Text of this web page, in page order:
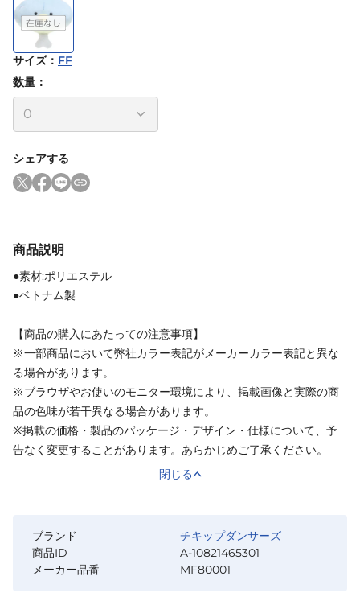
サイズ： FF
数量：
シェアする
商品説明
●素材:ポリエステル
●ベトナム製
【商品の購入にあたっての注意事項】
※一部商品において弊社カラー表記がメーカーカラー表記と異な
る場合があります。
※ブラウザやお使いのモニター環境により、掲載画像と実際の商
品の色味が若干異なる場合があります。
※掲載の価格・製品のパッケージ・デザイン・仕様について、予
告なく変更することがあります。あらかじめご了承ください。
閉じる
ブランド
チキップダンサーズ
商品ID
A-10821465301
メーカー品番
MF80001